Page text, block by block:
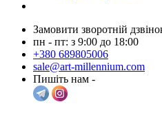
Замовити зворотній
пн - пт: з 9:00 до 18:00
+380 689805006
sale@art-millennium.com
Пишіть нам -